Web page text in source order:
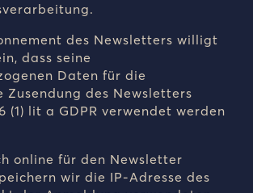
des Newsletters willigt
dass seine
Daten für die
Zusendung des Newsletters
(1) lit a GDPR verwendet werden
online für den Newsletter
wir die IP-Adresse des